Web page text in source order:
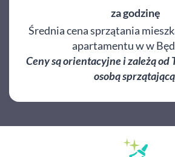
za godzinę
Średnia cena sprzątania
apartamentu w w
Ceny są orientacyjne i zależą od
osobą